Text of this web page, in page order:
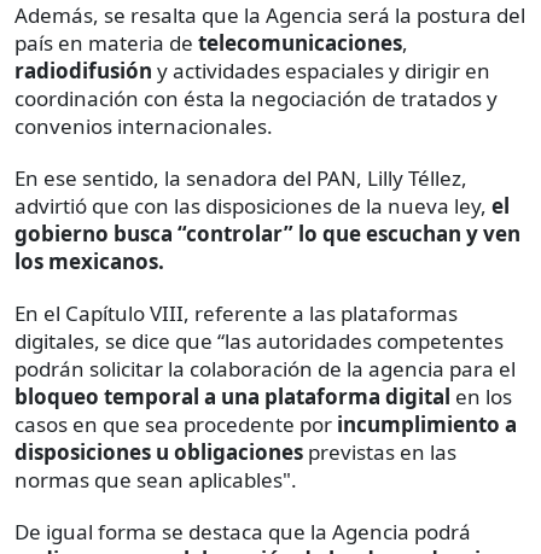
Además, se resalta que la Agencia será la postura del
país en materia de telecomunicaciones,
radiodifusión y actividades espaciales y dirigir en
coordinación con ésta la negociación de tratados y
convenios internacionales.
En ese sentido, la senadora del PAN, Lilly Téllez,
advirtió que con las disposiciones de la nueva ley, el
gobierno busca “controlar” lo que escuchan y ven
los mexicanos.
En el Capítulo VIII, referente a las plataformas
digitales, se dice que “las autoridades competentes
podrán solicitar la colaboración de la agencia para el
bloqueo temporal a una plataforma digital en los
casos en que sea procedente por incumplimiento a
disposiciones u obligaciones previstas en las
normas que sean aplicables".
De igual forma se destaca que la Agencia podrá